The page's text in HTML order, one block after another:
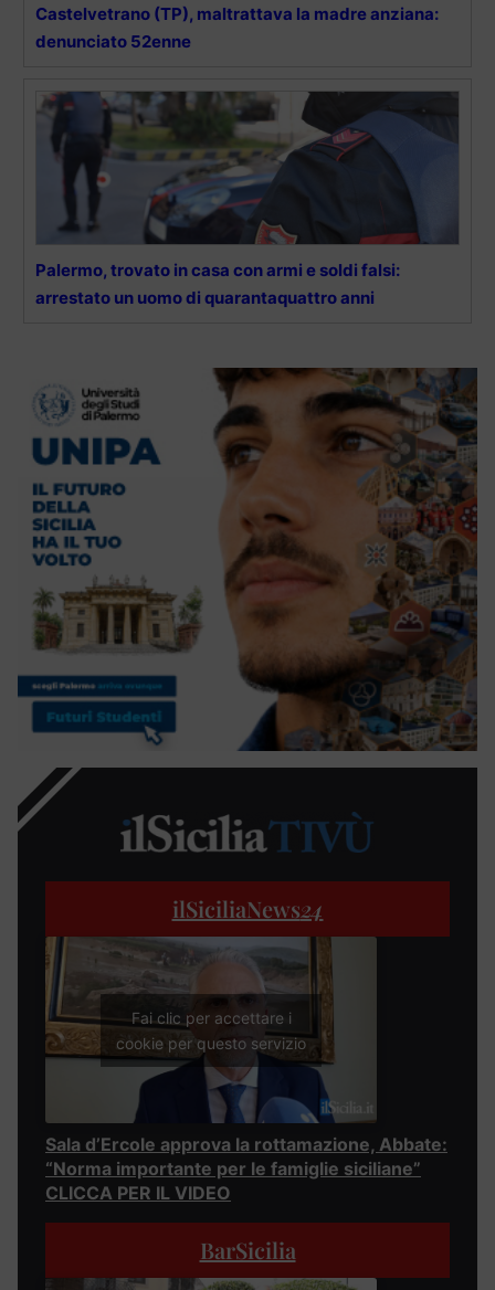
Castelvetrano (TP), maltrattava la madre anziana:
denunciato 52enne
Palermo, trovato in casa con armi e soldi falsi:
arrestato un uomo di quarantaquattro anni
ilSiciliaNews24
Fai clic per accettare i
cookie per questo servizio
Sala d’Ercole approva la rottamazione, Abbate:
“Norma importante per le famiglie siciliane”
CLICCA PER IL VIDEO
BarSicilia